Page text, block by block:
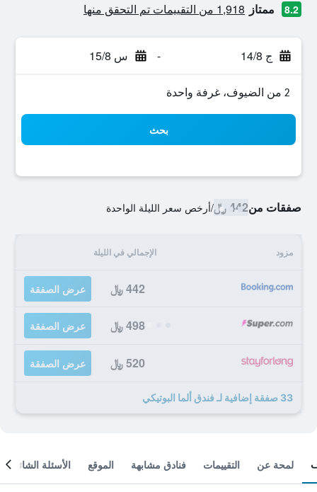
8.2 ممتاز 1,918 من التقييمات تم التحقق منها
ج 14/8 - س 15/8
2 من الضيوف، غرفة واحدة
بحث
صفقات من442 ﷼ /أرخص سعر الليلة الواحدة
مزود الإجمالي في الليلة
442 ﷼ عرض الصفقة
498 ﷼ عرض الصفقة
520 ﷼ عرض الصفقة
33 صفقة إضافية لـ فندق ألما البوتيكي
لمحة عن التقييمات فنادق مشابهة الموقع الأسئلة الشائعة